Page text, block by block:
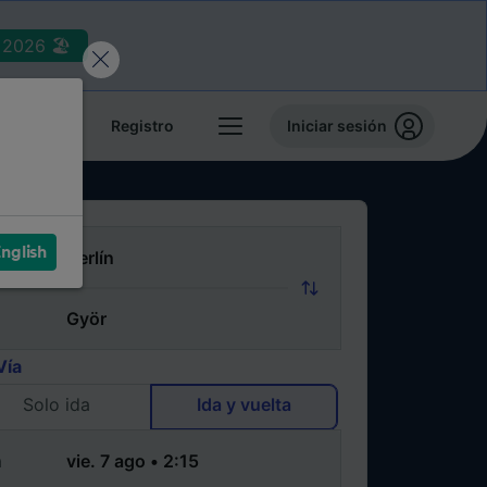
2026 🏖️
Registro Iniciar sesión
Solo ida
Ida y vuelta